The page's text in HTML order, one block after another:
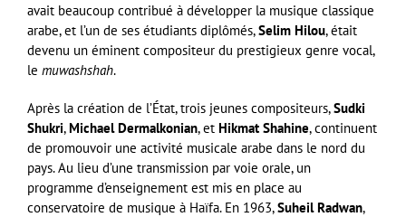
avait beaucoup contribué à développer la musique classique
arabe, et l’un de ses étudiants diplômés,Selim Hilou, était
devenu un éminent compositeur du prestigieux genre vocal,
le muwashshah.
Après la création de l’État, trois jeunes compositeurs,Sudki
Shukri,Michael Dermalkonian, et Hikmat Shahine, continuent
de promouvoir une activité musicale arabe dans le nord du
pays. Au lieu d’une transmission par voie orale, un
programme d’enseignement est mis en place au
conservatoire de musique à Haïfa. En 1963,Suheil Radwan,